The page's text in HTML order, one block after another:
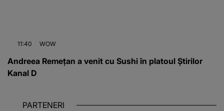
11:40 WOW
Andreea Remețan a venit cu Sushi în platoul Știrilor
Kanal D
PARTENERI